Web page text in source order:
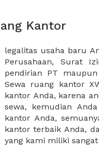
Kantor
yang kami miliki